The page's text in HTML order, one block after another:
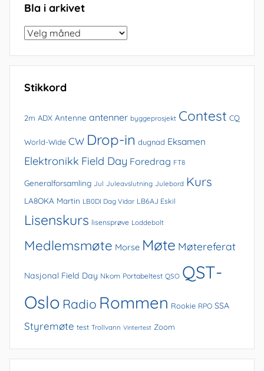
Bla i arkivet
Bla
arkivet
Stikkord
2m ADX Antenne antenner byggeprosjekt Contest CQ
World-Wide CW Drop-in dugnad Eksamen
Elektronikk Field Day Foredrag FT8
Generalforsamling Jul Juleavslutning Julebord Kurs
LA8OKA Martin LB0DI Dag Vidar LB6AJ Eskil
Lisenskurs lisensprøve Loddebolt
Medlemsmøte Morse Møte Møtereferat
Nasjonal Field Day Nkom Portabeltest QSO QST-
Oslo Radio Rommen Rookie RPO SSA
Styremøte test Trollvann Vintertest Zoom